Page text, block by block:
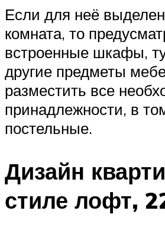
Если для неё
комната, то
встроенные шкафы,
другие предметы
разместить все
принадлежности, в
постельные.
Дизайн
стиле лофт,